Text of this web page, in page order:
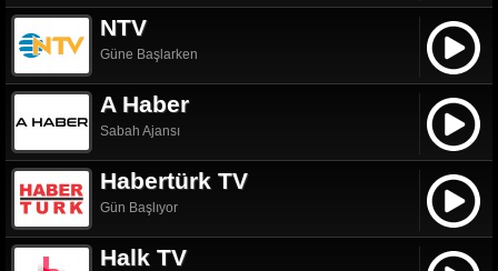
NTV
Güne Başlarken
A Haber
Sabah Ajansı
Habertürk TV
Gün Başlıyor
Halk TV